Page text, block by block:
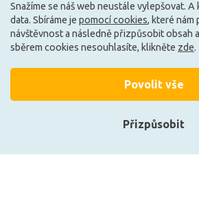
Skladem e-shop (4 ks)
G A
Snažíme se náš web neustále vylepšovat.
data. Sbíráme je pomocí cookies, které nám
návštěvnost a následně přizpůsobit obsah
sběrem cookies nesouhlasíte, klikněte zde.
Přizpůsobit
Povolit vše